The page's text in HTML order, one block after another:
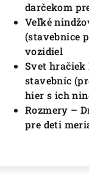
darčekom
Veľké
(stavebnice
vozidiel
Svet hračiek
stavebníc
hier s ich
Rozmery –
pre deti